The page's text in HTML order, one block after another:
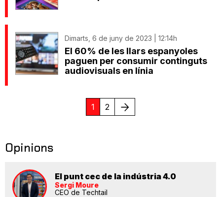
Dimarts, 6 de juny de 2023 | 12:14h
El 60% de les llars espanyoles
paguen per consumir continguts
audiovisuals en línia
1 2 Següent
Opinions
El punt cec de la indústria 4.0
Sergi Moure
CEO de Techtail